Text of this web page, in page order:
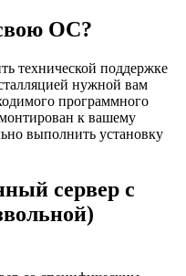
ОС?
технической поддержке
нужной вам
программного
к вашему
выполнить установку
сервер с